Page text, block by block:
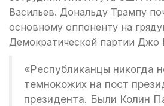
Васильев. Дональду Трампу
основному оппоненту на
Демократической партии Джо
«Республиканцы никогда
темнокожих на пост
президента. Были Колин